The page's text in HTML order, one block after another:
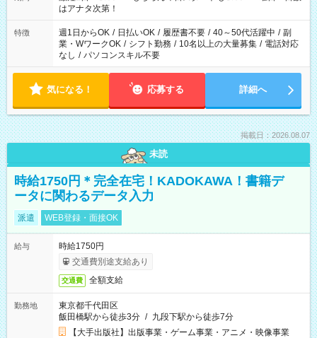
はアナタ次第！
特徴 週1日からOK / 日払いOK / 履歴書不要 / 40～50代活躍中 / 副
業・WワークOK / シフト勤務 / 10名以上の大量募集 / 電話対応
なし / パソコンスキル不要
気になる！ 応募する 詳細へ
掲載日：2026.08.07
未読
時給1750円＊完全在宅！KADOKAWA！書籍デ
ータに関わるデータ入力
派遣 WEB登録・面接OK
給与
時給1750円
交通費別途支給あり
交通費 全額支給
勤務地
東京都千代田区
飯田橋駅から徒歩3分 / 九段下駅から徒歩7分
【大手出版社】出版事業・ゲーム事業・アニメ・映像事業